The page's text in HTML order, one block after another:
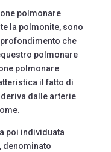
polmonare
la polmonite, sono
che
polmonare
polmonare
il fatto di
dalle arterie
poi individuata
denominato